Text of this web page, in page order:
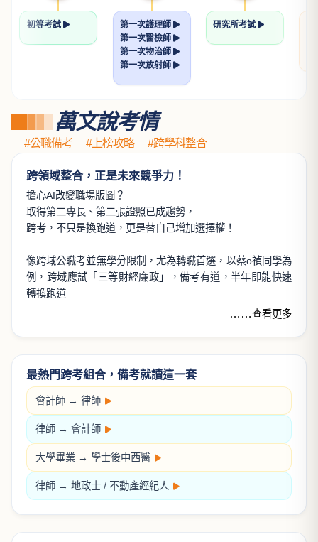
初等考試
第一次護理師
第一次醫檢師
第一次物治師
第一次放射師
研究所考試
萬文說考情
#公職備考 #上榜攻略 #跨學科整合
跨領域整合，正是未來競爭力！
擔心AI改變職場版圖？
取得第二專長、第二張證照已成趨勢，
跨考，不只是換跑道，更是替自己增加選擇權！
像跨域公職考並無學分限制，尤為轉職首選，以蔡o禎同學為
例，跨域應試「三等財經廉政」，備考有道，半年即能快速
轉換跑道
……查看更多
最熱門跨考組合，備考就讀這一套
會計師 → 律師
律師 → 會計師
大學畢業 → 學士後中西醫
律師 → 地政士 / 不動產經紀人